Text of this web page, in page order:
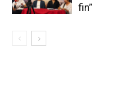
fin”